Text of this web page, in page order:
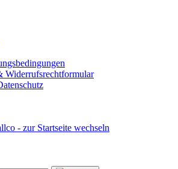
Widerrufsrechtformular